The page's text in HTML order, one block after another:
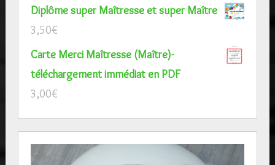
Diplôme super Maîtresse et super Maître
3,50€
Carte Merci Maîtresse (Maître)-
téléchargement immédiat en PDF
3,00€